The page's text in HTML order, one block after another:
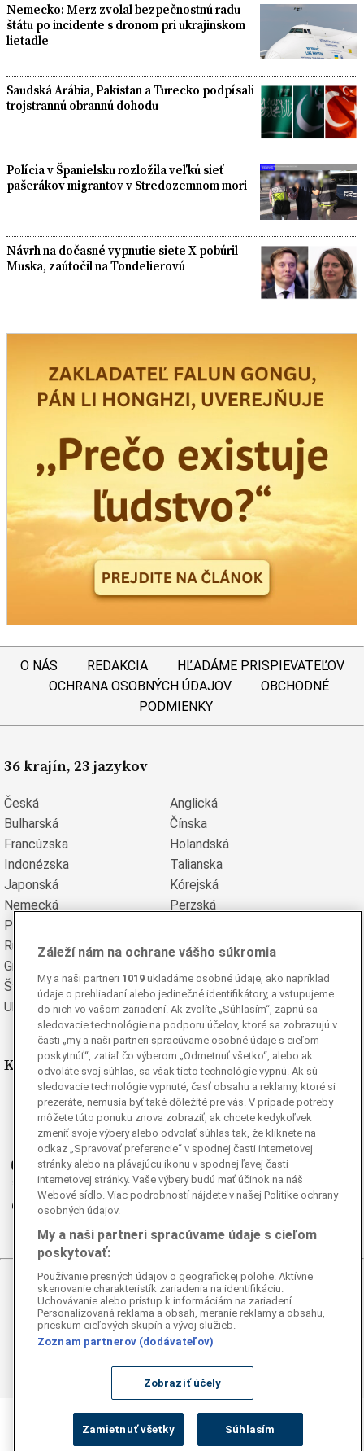
Nemecko: Merz zvolal bezpečnostnú radu
štátu po incidente s dronom pri ukrajinskom
lietadle
Saudská Arábia, Pakistan a Turecko podpísali
trojstrannú obrannú dohodu
Polícia v Španielsku rozložila veľkú sieť
pašerákov migrantov v Stredozemnom mori
Návrh na dočasné vypnutie siete X pobúril
Muska, zaútočil na Tondelierovú
O NÁS REDAKCIA
HĽADÁME PRISPIEVATEĽOV
OCHRANA OSOBNÝCH ÚDAJOV
OBCHODNÉ
PODMIENKY
36 krajín, 23 jazykov
Česká
Anglická
Bulharská
Čínska
Francúzska
Holandská
Indonézska
Talianska
Japonská
Kórejská
Nemecká
Perzská
Poľská
Rumunská
Ruská
Grécka
Švédska
Turecká
Ukrajinská
Vietnamská
Kde nás nájdete
Facebook
Instagram
Ganjing
Youtube
Twitter
Telegram
RSS
© 2026 Epoch Times Slovensko
Všetky práva vyhradené. Publikovanie alebo ďalšie šírenie
správ a fotografií zo zdrojov TASR je bez
autorského zákona.
Záleží nám na ochrane vášho súkromia
My a naši partneri 1019 ukladáme osobné údaje, ako napríklad
údaje o prehliadaní alebo jedinečné identifikátory, a vstupujeme
do nich vo vašom zariadení. Ak zvolíte „Súhlasím“, zapnú sa
sledovacie technológie na podporu účelov, ktoré sa zobrazujú v
časti „my a naši partneri spracúvame osobné údaje s cieľom
poskytnúť“, zatiaľ čo výberom „Odmetnuť všetko“, alebo ak
odvoláte svoj súhlas, sa však tieto technológie vypnú. Ak sú
sledovacie technológie vypnuté, časť obsahu a reklamy, ktoré si
prezeráte, nemusia byť také dôležité pre vás. V prípade potreby
môžete túto ponuku znova zobraziť, ak chcete kedykoľvek
zmeniť svoje výbery alebo odvolať súhlas tak, že kliknete na
odkaz „Spravovať preferencie“ v spodnej časti internetovej
stránky alebo na plávajúcu ikonu v spodnej ľavej časti
internetovej stránky. Vaše výbery budú mať účinok na náš
Webové sídlo. Viac podrobností nájdete v našej Politike ochrany
osobných údajov.
My a naši partneri spracúvame údaje s cieľom
poskytovať:
Používanie presných údajov o geografickej polohe. Aktívne
skenovanie charakteristík zariadenia na identifikáciu.
Uchovávanie alebo prístup k informáciám na zariadení.
Personalizovaná reklama a obsah, meranie reklamy a obsahu,
prieskum cieľových skupín a vývoj služieb.
Zoznam partnerov (dodávateľov)
Zobraziť účely
Zamietnuť všetky Súhlasím